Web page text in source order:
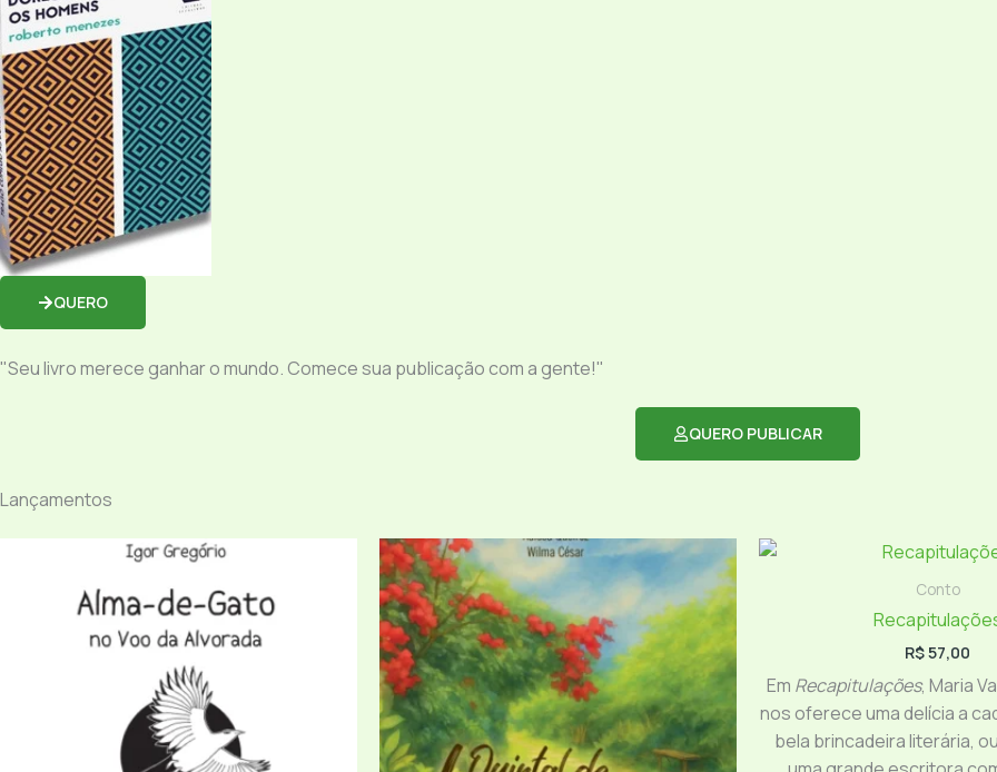
QUERO
"Seu livro merece ganhar o mundo. Comece sua publicação com a gente!"
QUERO PUBLICAR
Lançamentos
Conto
R$57,00
Em Recapitulações, Maria
nos oferece uma delícia a
bela brincadeira literária,